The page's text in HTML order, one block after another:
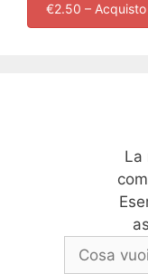
€2.50 – Acquisto
La